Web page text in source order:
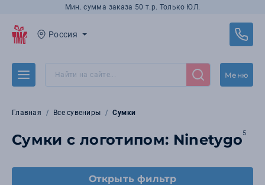
Мин. сумма заказа 50 т.р. Только ЮЛ.
Россия
Меню
Главная Все сувениры Сумки
Сумки с логотипом: Ninetygo5
Открыть фильтр